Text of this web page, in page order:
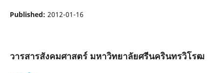
Published: 2012-01-16
วารสารสังคมศาสตร์ มหาวิทยาลัยศรีนครินทรวิโรฒ